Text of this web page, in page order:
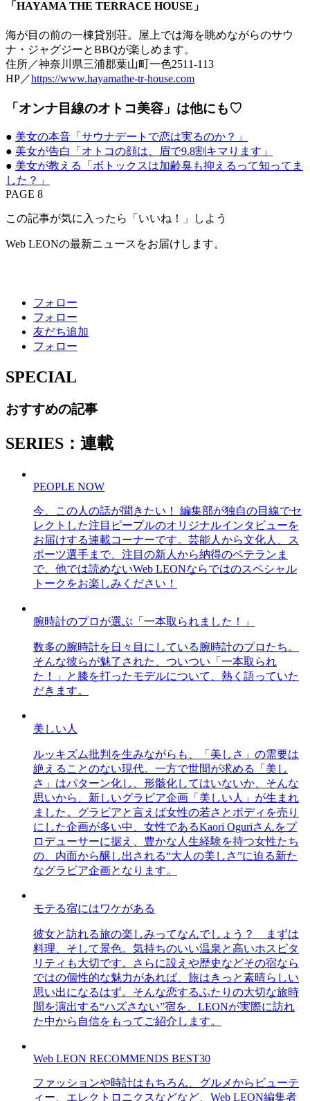
「HAYAMA THE TERRACE HOUSE」
海が目の前の一棟貸別荘。屋上では海を眺めながらのサウ
ナ・ジャグジーとBBQが楽しめます。
住所／神奈川県三浦郡葉山町一色2511-113
HP／https://www.hayamathe-tr-house.com
「オンナ目線のオトコ美容」は他にも♡
● 美女の本音「サウナデートで恋は実るのか？」
● 美女が告白「オトコの顔は、眉で9.8割キマります」
● 美女が教える「ボトックスは加齢臭も抑えるって知ってま
した？」
PAGE 8
この記事が気に入ったら「いいね！」しよう
Web LEONの最新ニュースをお届けします。
フォロー
フォロー
友だち追加
フォロー
SPECIAL
おすすめの記事
SERIES：連載
PEOPLE NOW
今、この人の話が聞きたい！ 編集部が独自の目線でセ
レクトした注目ピープルのオリジナルインタビューを
お届けする連載コーナーです。芸能人から文化人、ス
ポーツ選手まで、注目の新人から納得のベテランま
で、他では読めないWeb LEONならではのスペシャル
トークをお楽しみください！
腕時計のプロが選ぶ「一本取られました！」
数多の腕時計を日々目にしている腕時計のプロたち。
そんな彼らが魅了された、ついつい「一本取られ
た！」と膝を打ったモデルについて、熱く語っていた
だきます。
美しい人
ルッキズム批判を生みながらも、「美しさ」の需要は
絶えることのない現代。一方で世間が求める「美し
さ」はパターン化し、形骸化してはいないか、そんな
思いから、新しいグラビア企画「美しい人」が生まれ
ました。グラビアと言えば女性の若さとボディを売り
にした企画が多い中、女性であるKaori Oguriさんをプ
ロデューサーに据え、豊かな人生経験を持つ女性たち
の、内面から醸し出される“大人の美しさ”に迫る新た
なグラビア企画となります。
モテる宿にはワケがある
彼女と訪れる旅の楽しみってなんでしょう？ まずは
料理、そして景色。気持ちのいい温泉と高いホスピタ
リティも大切です。さらに設えや歴史などその宿なら
ではの個性的な魅力があれば、旅はきっと素晴らしい
思い出になるはず。そんな恋するふたりの大切な旅時
間を演出する“ハズさない”宿を、LEONが実際に訪れ
た中から自信をもってご紹介します。
Web LEON RECOMMENDS BEST30
ファッションや時計はもちろん、グルメからビューテ
ィー、エレクトロニクスなどなど、Web LEON編集者